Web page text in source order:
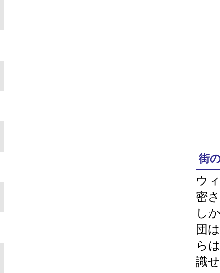
街
ウ
密
し
団
ら
識